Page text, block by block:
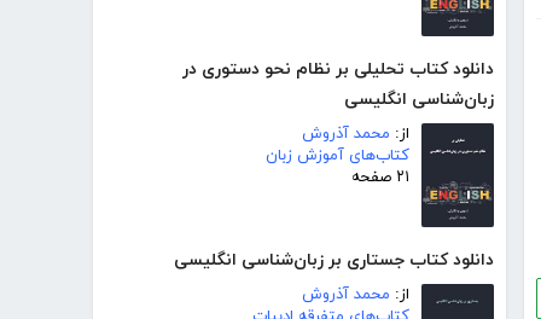
دانلود کتاب تحلیلی بر نظام نحو دستوری در
زبان‌شناسی انگلیسی
از: محمد آذروش
کتاب‌های آموزش زبان
۲۱ صفحه
دانلود کتاب جستاری بر زبان‌شناسی انگلیسی
از: محمد آذروش